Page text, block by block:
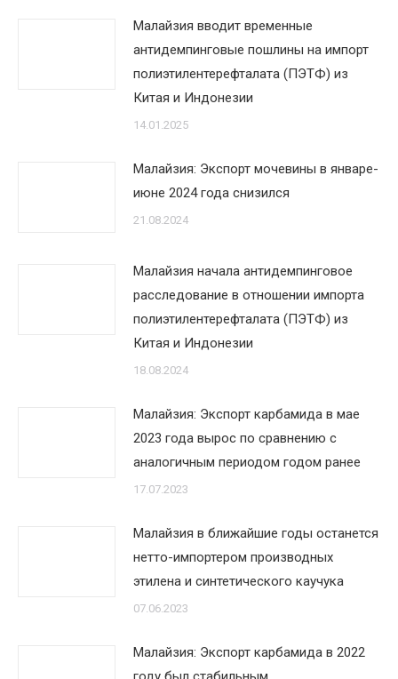
Малайзия вводит временные
антидемпинговые пошлины на импорт
полиэтилентерефталата (ПЭТФ) из
Китая и Индонезии
14.01.2025
Малайзия: Экспорт мочевины в январе-
июне 2024 года снизился
21.08.2024
Малайзия начала антидемпинговое
расследование в отношении импорта
полиэтилентерефталата (ПЭТФ) из
Китая и Индонезии
18.08.2024
Малайзия: Экспорт карбамида в мае
2023 года вырос по сравнению с
аналогичным периодом годом ранее
17.07.2023
Малайзия в ближайшие годы останется
нетто-импортером производных
этилена и синтетического каучука
07.06.2023
Малайзия: Экспорт карбамида в 2022